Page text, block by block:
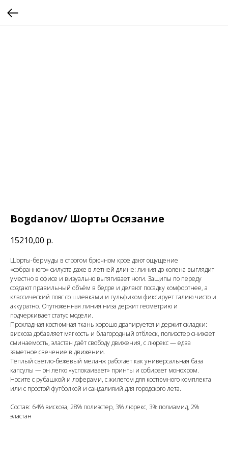
Bogdanov/ Шорты Осязание
15210,00 р.
Шорты-бермуды в строгом брючном крое дают ощущение
«собранного» силуэта даже в летней длине: линия до колена выглядит
уместно в офисе и визуально вытягивает ноги. Защипы по переду
создают правильный объём в бедре и делают посадку комфортнее, а
классический пояс со шлевками и гульфиком фиксирует талию чисто и
аккуратно. Отутюженная линия низа держит геометрию и
подчеркивает статус модели.
Прохладная костюмная ткань хорошо драпируется и держит складки:
вискоза добавляет мягкость и благородный отблеск, полиэстер снижает
сминаемость, эластан даёт свободу движения, с люрекс — едва
заметное свечение в движении.
Тёплый светло-бежевый меланж работает как универсальная база
капсулы — он легко «успокаивает» принты и собирает монохром.
Носите с рубашкой и лоферами, с жилетом для костюмного комплекта
или с простой футболкой и сандалияий для городского лета.
Состав: 64% вискоза, 28% полиэстер, 3% люрекс, 3% полиамид, 2%
эластан